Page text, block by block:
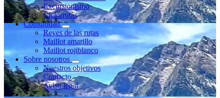
Excursionismo
Ciclorrutas
Comunidad
Reyes de las rutas
Maillot amarillo
Maillot rojiblanco
Sobre nosotros
Nuestros objetivos
Contacto
Aviso legal